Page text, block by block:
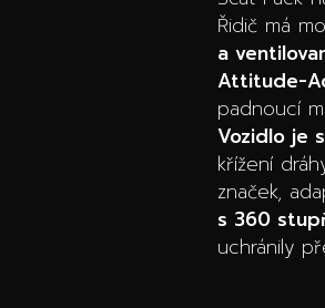
Řidič má
a
Attitude-
padnoucí
Vozidlo je
křížení
značek,
s 360
uchránily